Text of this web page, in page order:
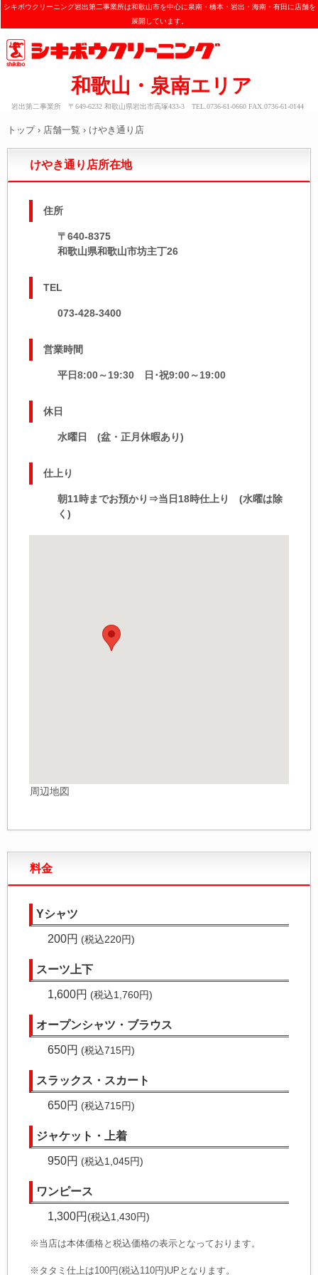
シキボウクリーニング岩出第二事業所は和歌山市を中心に泉南・橋本・岩出・海南・有田に店舗を
展開しています。
和歌山・泉南エリア
岩出第二事業所 〒649-6232 和歌山県岩出市高塚433-3 TEL.0736-61-0660 FAX.0736-61-0144
トップ › 店舗一覧 › けやき通り店
けやき通り店所在地
住所
〒640-8375
和歌山県和歌山市坊主丁26
TEL
073-428-3400
営業時間
平日8:00～19:30 日･祝9:00～19:00
休日
水曜日 (盆・正月休暇あり)
仕上り
朝11時までお預かり⇒当日18時仕上り (水曜は除
く)
周辺地図
料金
Yシャツ
200円 (税込220円)
スーツ上下
1,600円 (税込1,760円)
オープンシャツ・ブラウス
650円 (税込715円)
スラックス・スカート
650円 (税込715円)
ジャケット・上着
950円 (税込1,045円)
ワンピース
1,300円 (税込1,430円)
※当店は本体価格と税込価格の表示となっております。
※タタミ仕上は100円(税込110円)UPとなります。